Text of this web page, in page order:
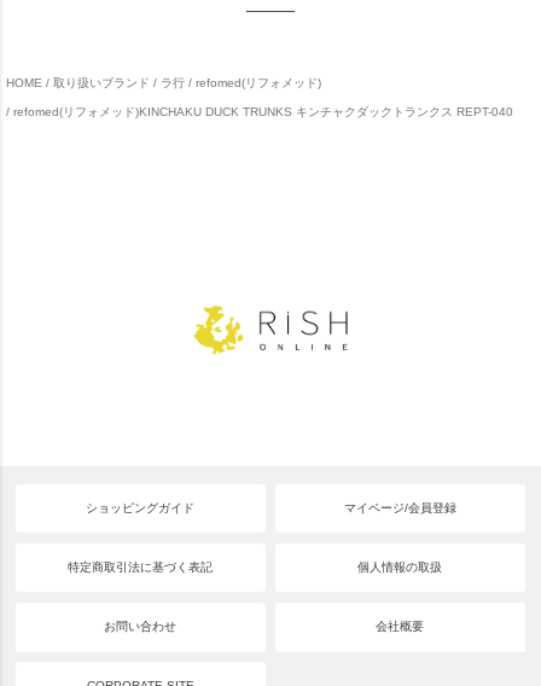
HOME 取り扱いブランド ラ行 refomed(リフォメッド)
refomed(リフォメッド)KINCHAKU DUCK TRUNKS キンチャクダックトランクス REPT-040
ショッピングガイド マイページ/会員登録
特定商取引法に基づく表記 個人情報の取扱
お問い合わせ 会社概要